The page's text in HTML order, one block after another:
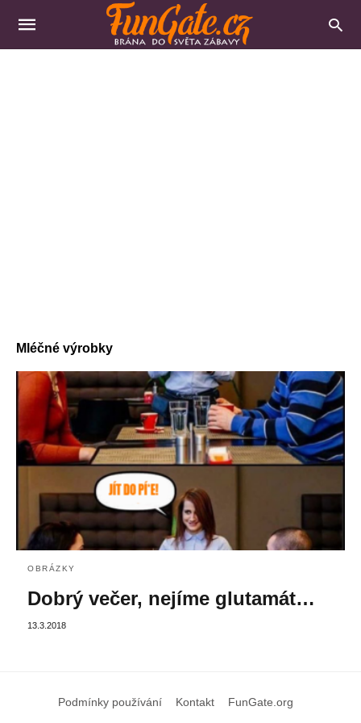
Mléčné výrobky
OBRÁZKY
Dobrý večer, nejíme glutamát…
13.3.2018
Podmínky používání Kontakt FunGate.org